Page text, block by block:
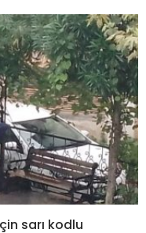
sarı kodlu